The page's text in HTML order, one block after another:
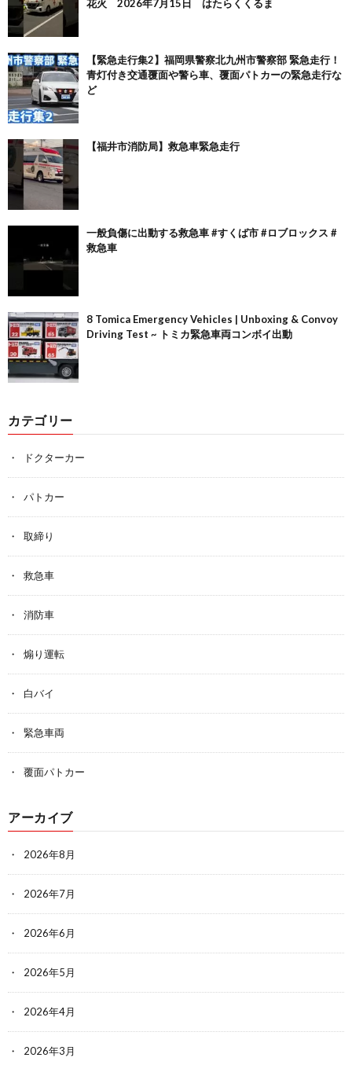
花火 2026年7月15日 はたらくくるま
【緊急走行集2】福岡県警察北九州市警察部 緊急走行！
青灯付き交通覆面や警ら車、覆面パトカーの緊急走行な
ど
【福井市消防局】救急車緊急走行
一般負傷に出動する救急車 #すくば市 #ロブロックス #
救急車
8 Tomica Emergency Vehicles | Unboxing & Convoy
Driving Test ~ トミカ緊急車両コンボイ出動
カテゴリー
ドクターカー
パトカー
取締り
救急車
消防車
煽り運転
白バイ
緊急車両
覆面パトカー
アーカイブ
2026年8月
2026年7月
2026年6月
2026年5月
2026年4月
2026年3月